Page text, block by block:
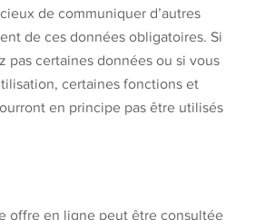
de communiquer d’autres
de ces données obligatoires. Si
pas certaines données ou si vous
certaines fonctions et
en principe pas être utilisés
offre en ligne peut être consultée